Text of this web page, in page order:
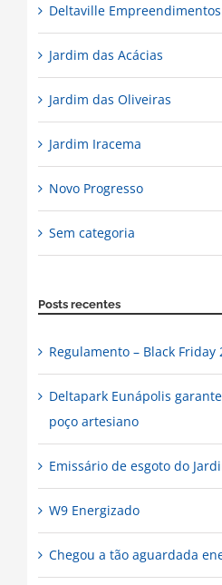
Deltaville Empreendimentos
Jardim das Acácias
Jardim das Oliveiras
Jardim Iracema
Novo Progresso
Sem categoria
Posts recentes
Regulamento – Black Friday
Deltapark Eunápolis
poço artesiano
Emissário de esgoto do
W9 Energizado
Chegou a tão aguardada